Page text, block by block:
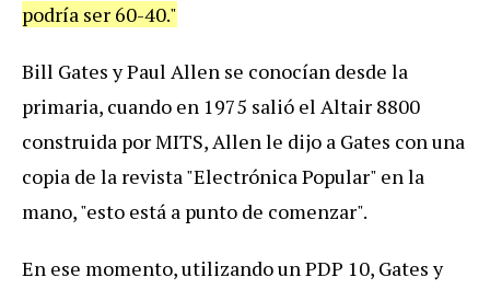
podría ser 60-40."
Bill Gates y Paul Allen se conocían desde la
primaria, cuando en 1975 salió el Altair 8800
construida por MITS, Allen le dijo a Gates con una
copia de la revista "Electrónica Popular" en la
mano, "esto está a punto de comenzar".
En ese momento, utilizando un PDP 10, Gates y